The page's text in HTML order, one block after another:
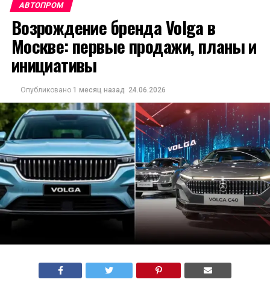
АВТОПРОМ
Возрождение бренда Volga в
Москве: первые продажи, планы и
инициативы
Опубликовано 1 месяц назад 24.06.2026